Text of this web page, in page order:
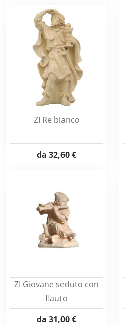
ZI Re bianco
da 32,60 €
ZI Giovane seduto con
flauto
da 31,00 €